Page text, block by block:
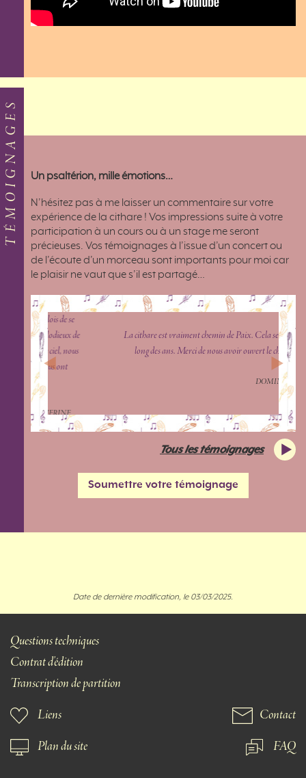
TÉMOIGNAGES Un psaltérion, mille émotions…
N’hésitez pas à me laisser un commentaire sur votre
expérience de la cithare ! Vos impressions suite à votre
participation à un cours ou à un stage me seront
précieuses. Vos témoignages à l’issue d’un concert ou
de l’écoute d’un morceau sont importants pour moi car
le plaisir ne vaut que s’il est partagé…
La cithare est vraiment chemin de Paix. Cela se vérifie au
long des ans. Merci de nous avoir ouvert le chemin.
Previous Next
Tous les témoignages
Soumettre votre témoignage
Date de dernière modification, le 03/03/2025.
Questions techniques
Contrat d'édition
Transcription de partition
Liens Contact
Plan du site FAQ